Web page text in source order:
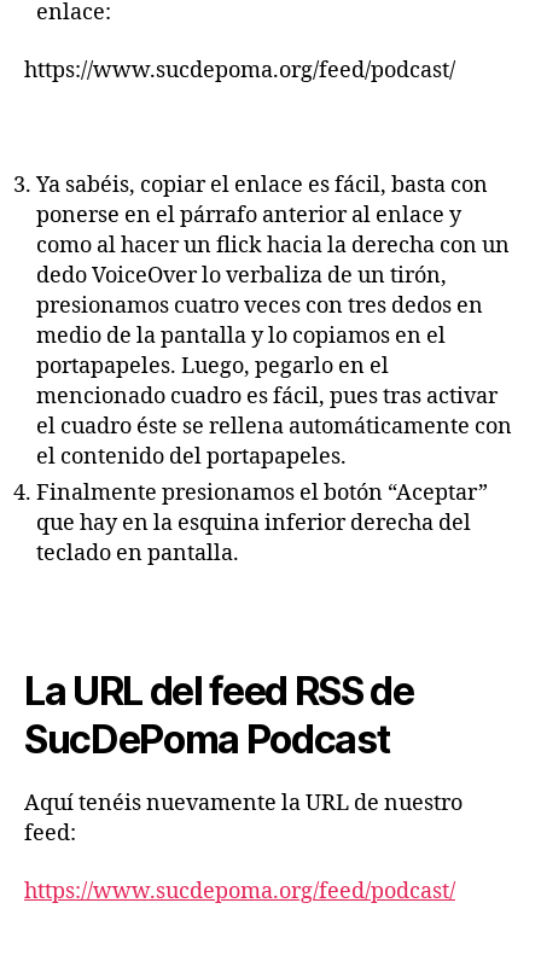
enlace:
https://www.sucdepoma.org/feed/podcast/
Ya sabéis, copiar el enlace es fácil, basta con
ponerse en el párrafo anterior al enlace y
como al hacer un flick hacia la derecha con un
dedo VoiceOver lo verbaliza de un tirón,
presionamos cuatro veces con tres dedos en
medio de la pantalla y lo copiamos en el
portapapeles. Luego, pegarlo en el
mencionado cuadro es fácil, pues tras activar
el cuadro éste se rellena automáticamente con
el contenido del portapapeles.
Finalmente presionamos el botón “Aceptar”
que hay en la esquina inferior derecha del
teclado en pantalla.
La URL del feed RSS de
SucDePoma Podcast
Aquí tenéis nuevamente la URL de nuestro
feed:
https://www.sucdepoma.org/feed/podcast/